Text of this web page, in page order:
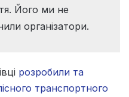
Його ми не
організатори.
розробили та
транспортного